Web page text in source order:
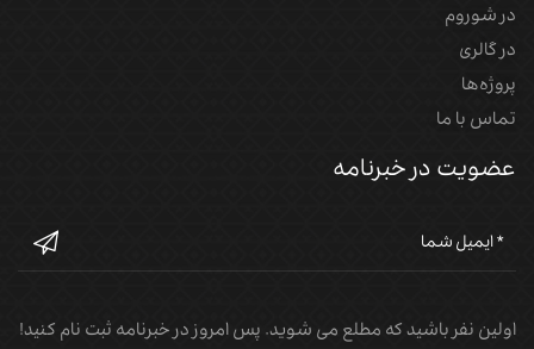
در شوروم
در گالری
پروژه‌‌ها
تماس با ما
عضویت در خبرنامه
اولین نفر باشید که مطلع می شوید. پس امروز در خبرنامه ثبت نام کنید!